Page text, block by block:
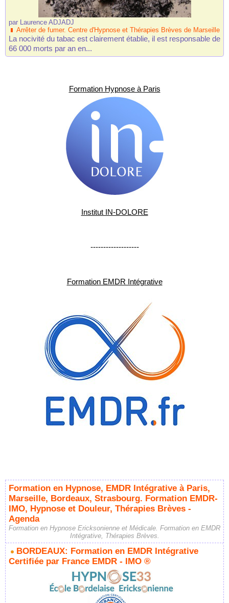
par Laurence ADJADJ
Arrêter de fumer. Centre d'Hypnose et Thérapies Brèves de Marseille
La nocivité du tabac est clairement établie, il est responsable de
66 000 morts par an en...
Formation Hypnose à Paris
Institut IN-DOLORE
-------------------
Formation EMDR Intégrative
Formation en Hypnose, EMDR Intégrative à Paris,
Marseille, Bordeaux, Strasbourg. Formation EMDR-
IMO, Hypnose et Douleur, Thérapies Brèves -
Agenda
Formation en Hypnose Ericksonienne et Médicale. Formation en EMDR
Intégrative, Thérapies Brèves.
BORDEAUX: Formation en EMDR Intégrative
Certifiée par France EMDR - IMO ®